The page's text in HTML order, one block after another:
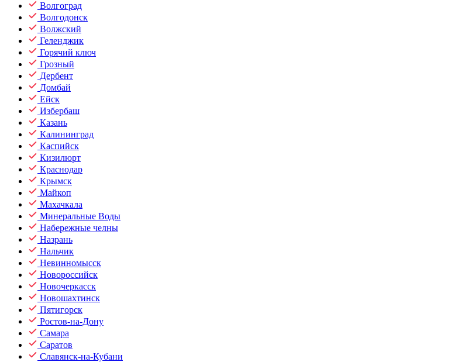
Волгоград
Волгодонск
Волжский
Геленджик
Горячий ключ
Грозный
Дербент
Домбай
Ейск
Избербаш
Казань
Калининград
Каспийск
Кизилюрт
Краснодар
Крымск
Майкоп
Махачкала
Минеральные Воды
Набережные челны
Назрань
Нальчик
Невинномысск
Новороссийск
Новочеркасск
Новошахтинск
Пятигорск
Ростов-на-Дону
Самара
Саратов
Славянск-на-Кубани